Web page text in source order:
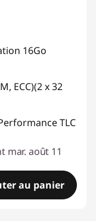
16Go
ECC)(2 x 32
TLC
mar. août 11
au panier